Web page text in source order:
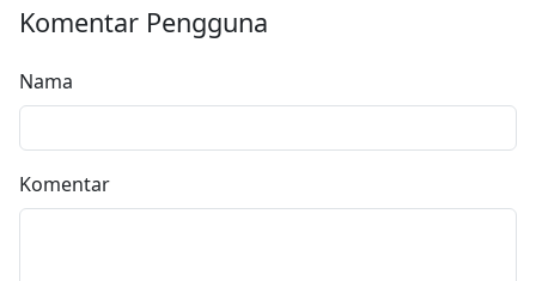
Komentar Pengguna
Nama
Komentar